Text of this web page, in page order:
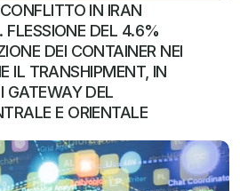
IN IRAN
FLESSIONE DEL 4.6%
DEI CONTAINER NEI
IL TRANSHIPMENT, IN
GATEWAY DEL
E ORIENTALE